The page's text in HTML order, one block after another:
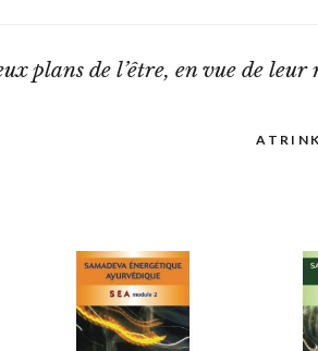
plans de l’être, en vue de leur